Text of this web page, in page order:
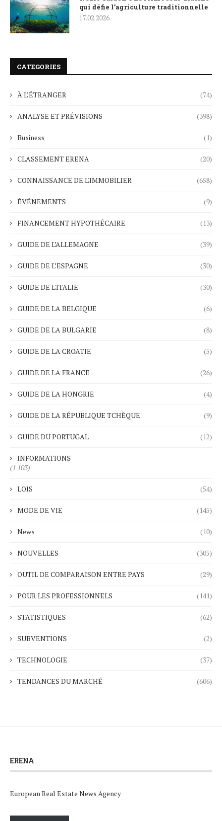
qui défie l’agriculture traditionnelle
17.02.2026
CATEGORIES
À L’ÉTRANGER (74)
ANALYSE ET PRÉVISIONS (398)
Business (1)
CLASSEMENT ERENA (20)
CONNAISSANCE DE L'IMMOBILIER (658)
ÉVÉNEMENTS (9)
FINANCEMENT HYPOTHÉCAIRE (13)
GUIDE DE L’ALLEMAGNE (39)
GUIDE DE L’ESPAGNE (30)
GUIDE DE L'ITALIE (30)
GUIDE DE LA BELGIQUE (6)
GUIDE DE LA BULGARIE (8)
GUIDE DE LA CROATIE (5)
GUIDE DE LA FRANCE (26)
GUIDE DE LA HONGRIE (4)
GUIDE DE LA RÉPUBLIQUE TCHÈQUE (9)
GUIDE DU PORTUGAL (12)
INFORMATIONS
(1 103)
LOIS (54)
MODE DE VIE (145)
News (10)
NOUVELLES (305)
OUTIL DE COMPARAISON ENTRE PAYS (29)
POUR LES PROFESSIONNELS (141)
STATISTIQUES (62)
SUBVENTIONS (2)
TECHNOLOGIE (37)
TENDANCES DU MARCHÉ (606)
ERENA
European Real Estate News Agency